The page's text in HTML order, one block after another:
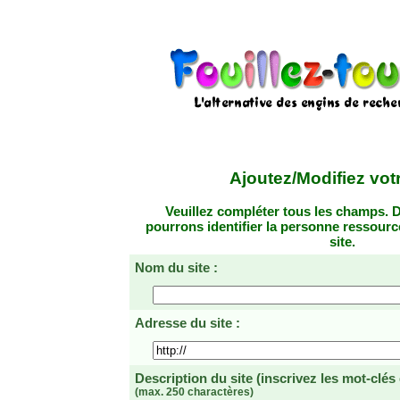
Ajoutez/Modifiez
Veuillez compléter tous les champs.
pourrons identifier la personne
site.
Nom du site :
Adresse du site :
Description du site (inscrivez les mot-
(max. 250 charactères)